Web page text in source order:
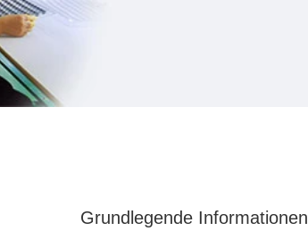
Grundlegende Informationen